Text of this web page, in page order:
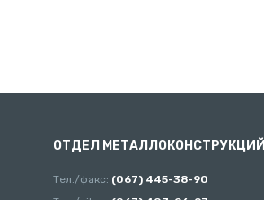
ОТДЕЛ МЕТАЛЛОКОНСТРУКЦИЙ
Тел./факс: (067) 445-38-90